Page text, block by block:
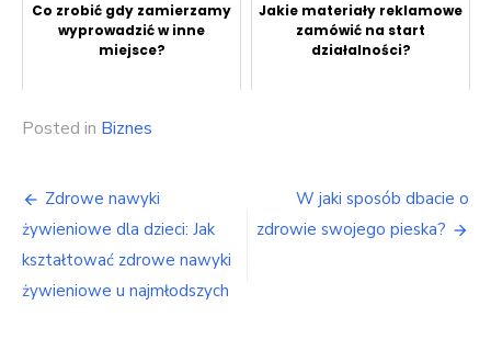
Co zrobić gdy zamierzamy
wyprowadzić w inne
miejsce?
Jakie materiały reklamowe
zamówić na start
działalności?
Posted in Biznes
Nawigacja
wpisu
Zdrowe nawyki
żywieniowe dla dzieci: Jak
kształtować zdrowe nawyki
żywieniowe u najmłodszych
W jaki sposób dbacie o
zdrowie swojego pieska?